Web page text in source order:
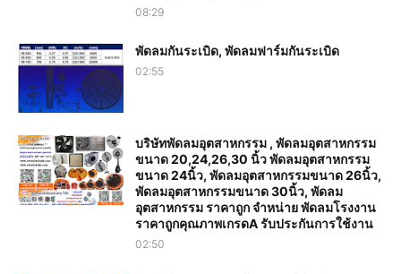
08:29
พัดลมกันระเบิด, พัดลมฟาร์มกันระเบิด
02:55
บริษัทพัดลมอุตสาหกรรม , พัดลมอุตสาหกรรม
ขนาด 20,24,26,30 นิ้ว พัดลมอุตสาหกรรม
ขนาด 24นิ้ว, พัดลมอุตสาหกรรมขนาด 26นิ้ว,
พัดลมอุตสาหกรรมขนาด 30นิ้ว, พัดลม
อุตสาหกรรม ราคาถูก จำหน่าย พัดลมโรงงาน
ราคาถูกคุณภาพเกรดA รับประกันการใช้งาน‎
02:50